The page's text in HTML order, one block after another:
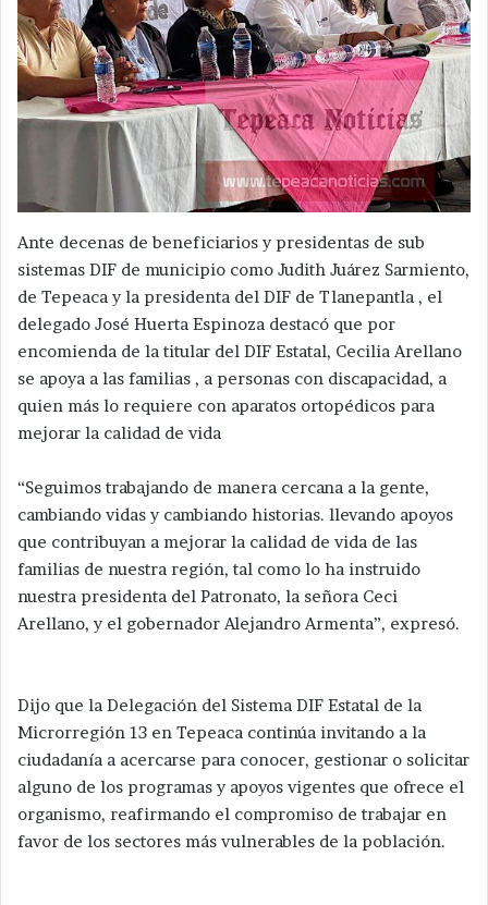
Ante decenas de beneficiarios y presidentas de sub
sistemas DIF de municipio como Judith Juárez Sarmiento,
de Tepeaca y la presidenta del DIF de Tlanepantla , el
delegado José Huerta Espinoza destacó que por
encomienda de la titular del DIF Estatal, Cecilia Arellano
se apoya a las familias , a personas con discapacidad, a
quien más lo requiere con aparatos ortopédicos para
mejorar la calidad de vida
“Seguimos trabajando de manera cercana a la gente,
cambiando vidas y cambiando historias. llevando apoyos
que contribuyan a mejorar la calidad de vida de las
familias de nuestra región, tal como lo ha instruido
nuestra presidenta del Patronato, la señora Ceci
Arellano, y el gobernador Alejandro Armenta”, expresó.
Dijo que la Delegación del Sistema DIF Estatal de la
Microrregión 13 en Tepeaca continúa invitando a la
ciudadanía a acercarse para conocer, gestionar o solicitar
alguno de los programas y apoyos vigentes que ofrece el
organismo, reafirmando el compromiso de trabajar en
favor de los sectores más vulnerables de la población.